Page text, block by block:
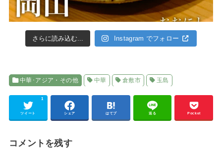
さらに読み込む... Instagram でフォロー
中華･アジア・その他 中華 倉敷市 玉島
ツイート
1
シェア はてブ 送る Pocket
コメントを残す